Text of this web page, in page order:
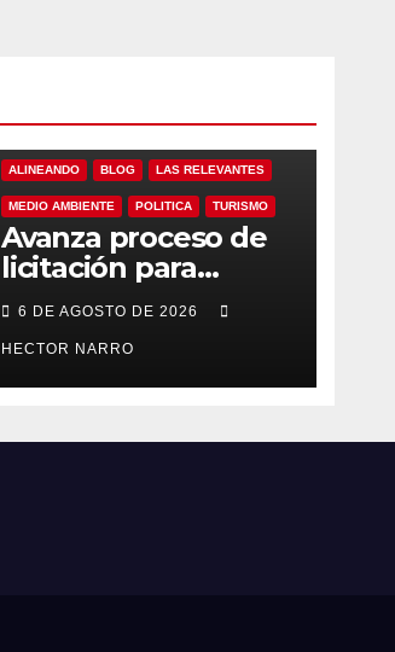
ALINEANDO BLOG LAS RELEVANTES
MEDIO AMBIENTE POLITICA TURISMO
Avanza proceso de
licitación para
adquisición de
maquinaria del Plan
de Regeneración
del Estero Josefino
6 DE AGOSTO DE 2026
HECTOR NARRO